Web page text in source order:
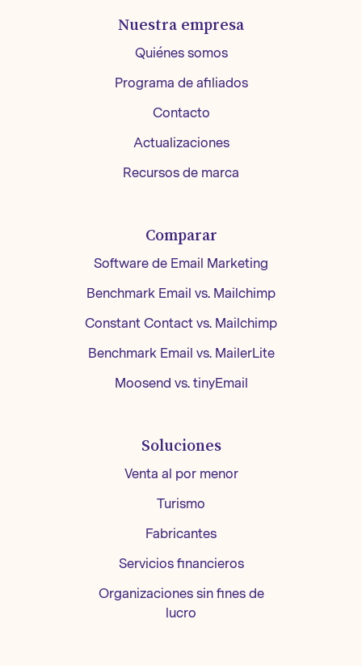
Nuestra empresa
Quiénes somos
Programa de afiliados
Contacto
Actualizaciones
Recursos de marca
Comparar
Software de Email Marketing
Benchmark Email vs. Mailchimp
Constant Contact vs. Mailchimp
Benchmark Email vs. MailerLite
Moosend vs. tinyEmail
Soluciones
Venta al por menor
Turismo
Fabricantes
Servicios financieros
Organizaciones sin fines de
lucro